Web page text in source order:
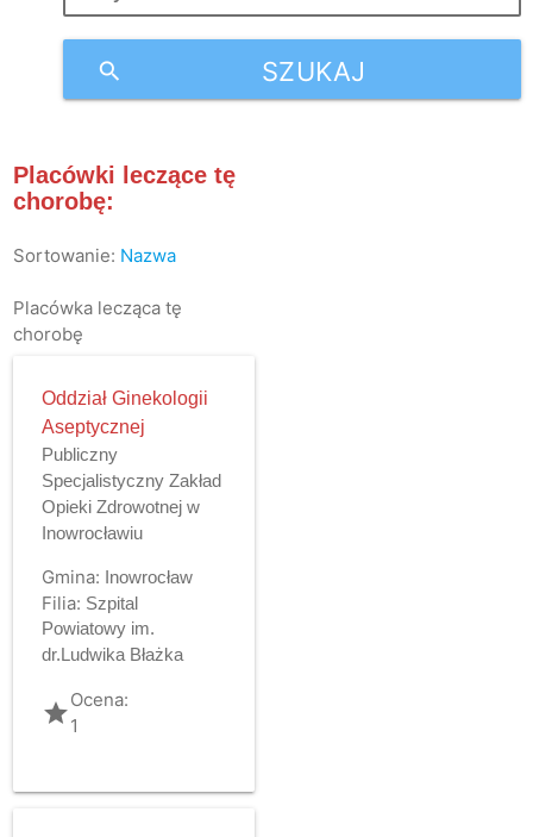
SZUKAJ
search
Placówki leczące tę
chorobę:
Sortowanie: Nazwa
Placówka lecząca tę
chorobę
Oddział Ginekologii
Aseptycznej
Publiczny
Specjalistyczny Zakład
Opieki Zdrowotnej w
Inowrocławiu
Gmina: Inowrocław
Filia: Szpital
Powiatowy im.
dr.Ludwika Błażka
gradeOcena:
1